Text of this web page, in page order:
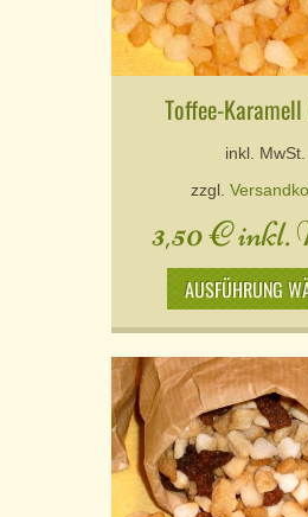
Toffee-
inkl. MwSt.
zzgl.
3,50€inkl.
AUSFÜHRUNG